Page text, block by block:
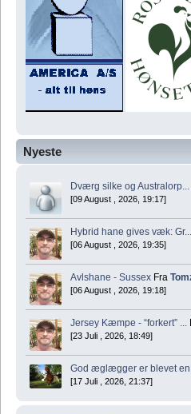
Nyeste
Dværg silke og Australorp...
[09 August , 2026, 19:17]
Hybrid hane gives væk: Gr...
[06 August , 2026, 19:35]
Avlshane - Sussex Fra
[06 August , 2026, 19:18]
Jersey Kæmpe - “forkert” ...
[23 Juli , 2026, 18:49]
God æglægger er blevet en...
[17 Juli , 2026, 21:37]